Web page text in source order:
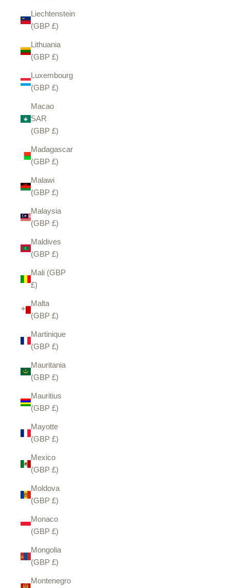
Liechtenstein
(GBP £)
Lithuania
(GBP £)
Luxembourg
(GBP £)
Macao
SAR
(GBP £)
Madagascar
(GBP £)
Malawi
(GBP £)
Malaysia
(GBP £)
Maldives
(GBP £)
Mali (GBP
£)
Malta
(GBP £)
Martinique
(GBP £)
Mauritania
(GBP £)
Mauritius
(GBP £)
Mayotte
(GBP £)
Mexico
(GBP £)
Moldova
(GBP £)
Monaco
(GBP £)
Mongolia
(GBP £)
Montenegro